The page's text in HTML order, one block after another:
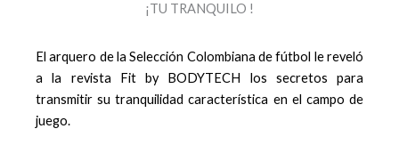
¡TU TRANQUILO !
El arquero de la Selección Colombiana de fútbol le reveló
a la revista Fit by BODYTECH los secretos para
transmitir su tranquilidad característica en el campo de
juego.